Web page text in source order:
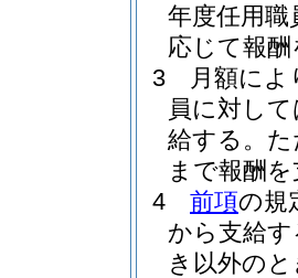
年度任用
応じて報
3
月額に
員に対し
給する。
まで報酬
4
前項の規
から支給
き以外の